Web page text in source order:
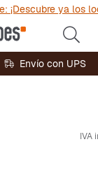
¡Descubre ya los
Envío con UPS
IVA